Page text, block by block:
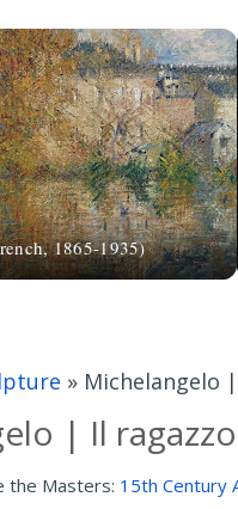
1865-1935)
» Michelangelo
| Il
the Masters: 15th Century